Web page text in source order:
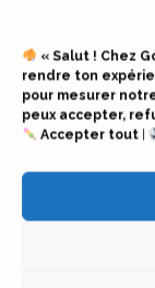
« Salut ! Chez
rendre ton
pour mesurer
peux accepter,
Accepter tout|
Elle a
le studio
Le